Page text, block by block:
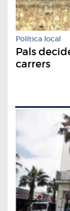
Política local
Pals
carrers